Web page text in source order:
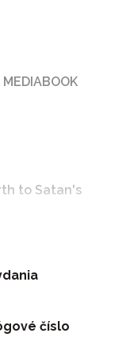
to Satan's
Hand Part
číslo